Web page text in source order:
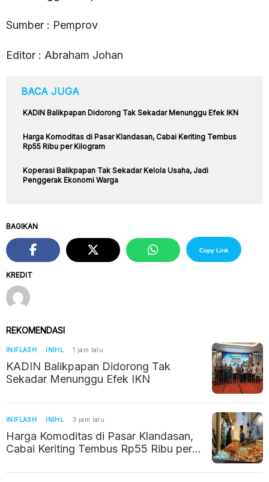
Sumber : Pemprov
Editor : Abraham Johan
BACA JUGA
KADIN Balikpapan Didorong Tak Sekadar Menunggu Efek IKN
Harga Komoditas di Pasar Klandasan, Cabai Keriting Tembus
Rp55 Ribu per Kilogram
Koperasi Balikpapan Tak Sekadar Kelola Usaha, Jadi
Penggerak Ekonomi Warga
KREDIT
BAGIKAN
Copy Link
REKOMENDASI
INIFLASH INIHL 1 jam lalu
KADIN Balikpapan Didorong Tak
Sekadar Menunggu Efek IKN
INIFLASH INIHL 3 jam lalu
Harga Komoditas di Pasar Klandasan,
Cabai Keriting Tembus Rp55 Ribu per